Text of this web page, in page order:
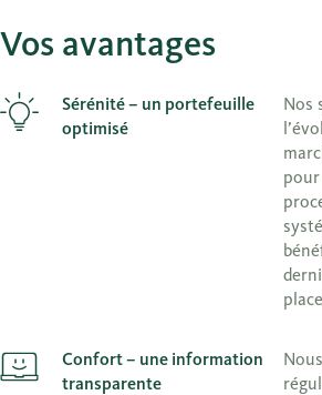
Vos avantages
Sérénité – un portefeuille
optimisé
Nos
Confort – une information
transparente